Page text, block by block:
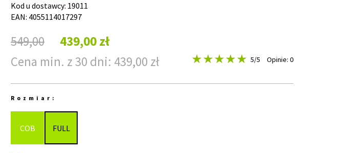
Kod u dostawcy: 19011
EAN: 4055114017297
549,00
439,00 zł
Cena min. z 30 dni: 439,00 zł
5/5 Opinie: 0
Rozmiar:
COB FULL